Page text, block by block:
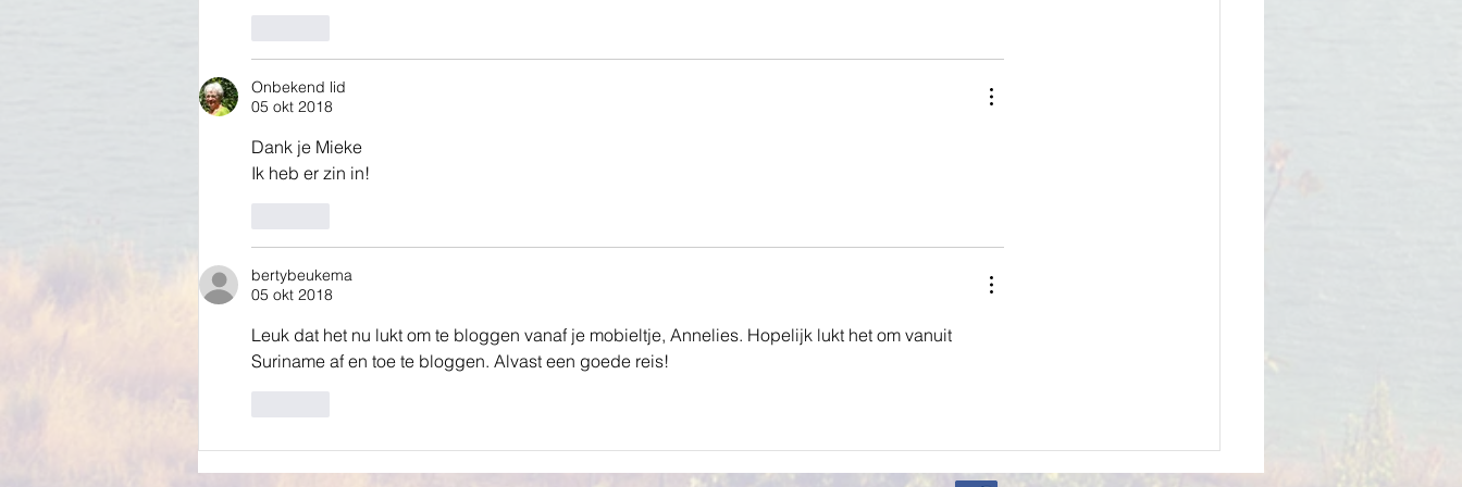
Onbekend lid
05 okt 2018
Dank je Mieke
Ik heb er zin in!
bertybeukema
05 okt 2018
Leuk dat het nu lukt om te bloggen vanaf je mobieltje, Annelies. Hopelijk lukt het om vanuit
Suriname af en toe te bloggen. Alvast een goede reis!